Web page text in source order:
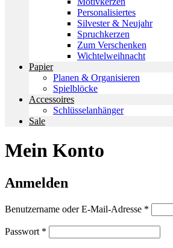
Personalisiertes
Silvester & Neujahr
Spruchkerzen
Zum Verschenken
Wichtelweihnacht
Papier
Planen & Organisieren
Spielblöcke
Accessoires
Schlüsselanhänger
Sale
Mein Konto
Anmelden
Benutzername oder E-Mail-Adresse *
Passwort *